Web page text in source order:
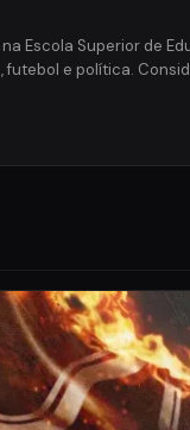
Escola Superior de
futebol e política.